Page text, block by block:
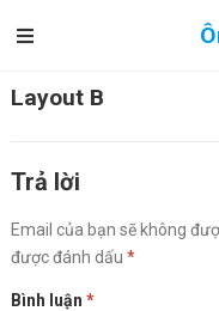
Layout B
Trả lời
Email của bạn sẽ không
được đánh dấu *
Bình luận *